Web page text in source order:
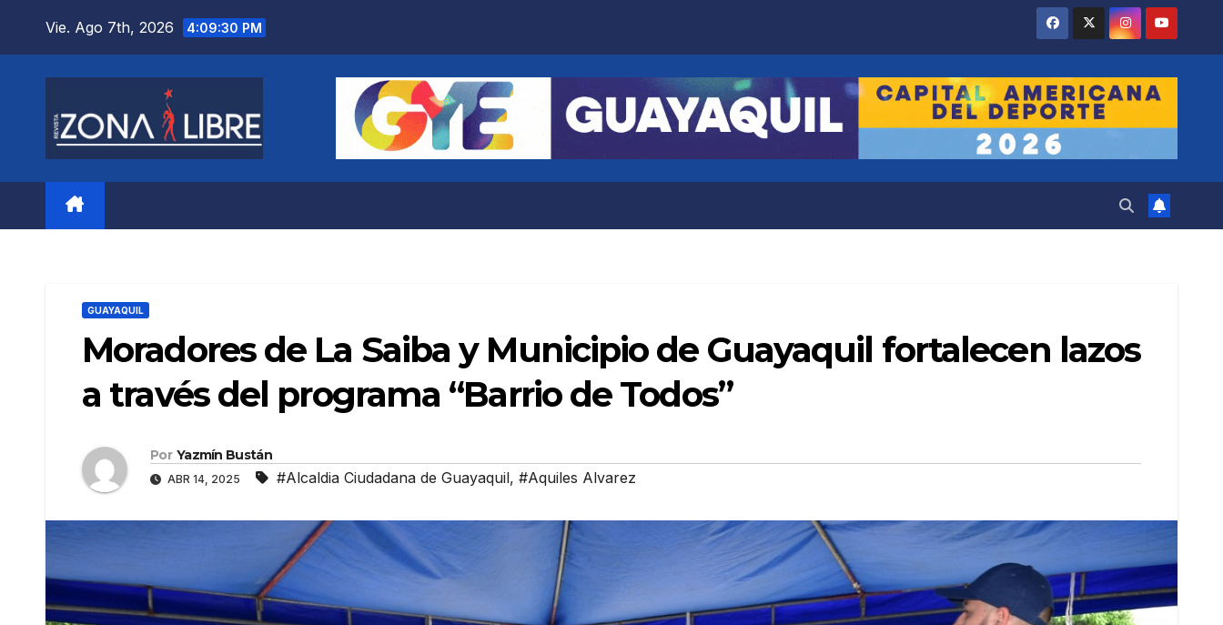
Vie. Ago 7th, 2026 4:09:31 PM
GUAYAQUIL
Moradores de La Saiba y Municipio de Guayaquil fortalecen lazos
a través del programa “Barrio de Todos”
Por Yazmín Bustán
ABR 14, 2025 #Alcaldia Ciudadana de Guayaquil, #Aquiles Alvarez